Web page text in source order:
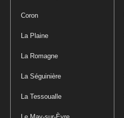
Coron
La Plaine
La Romagne
La Séguinière
La Tessoualle